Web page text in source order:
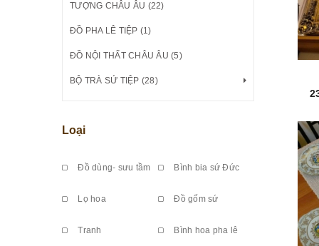
TƯỢNG CHÂU ÂU (22)
ĐỒ PHA LÊ TIỆP (1)
ĐỒ NỘI THẤT CHÂU ÂU (5)
BỘ TRÀ SỨ TIỆP (28)
Loại
Đồ dùng- sưu tầm Bình bia sứ Đức
Lọ hoa Đồ gốm sứ
Tranh Bình hoa pha lê